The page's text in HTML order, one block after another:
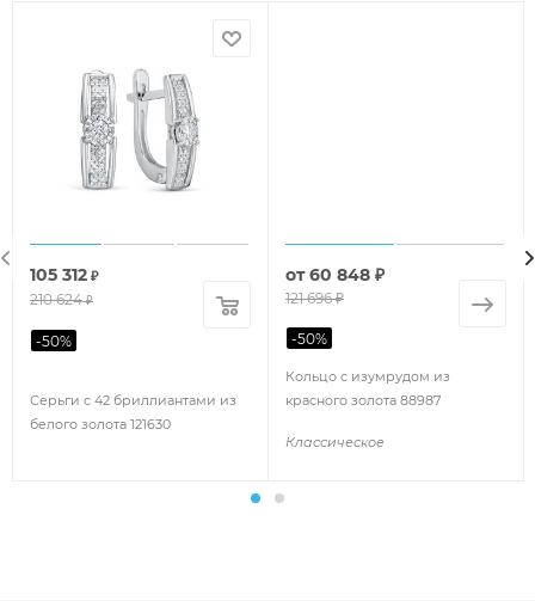
Серьги с 42 бриллиантами из
белого золота 121630
105 312 ₽
210 624₽
-50%
Кольцо с изумрудом из
красного золота 88987
Классическое
от60 848 ₽
121 696 ₽
-50%